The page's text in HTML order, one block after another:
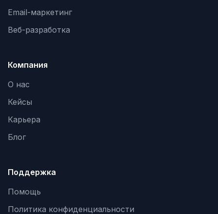
Яндекс.Метрика
Настройка систем аналитики
Email-маркетинг
Веб-разработка
Компания
О нас
Кейсы
Карьера
Блог
Поддержка
Помощь
Политика конфиденциальности